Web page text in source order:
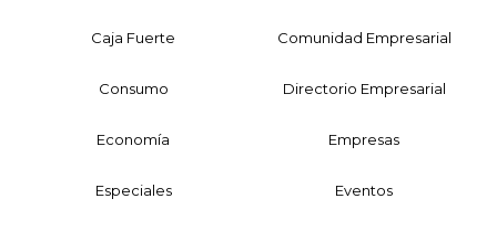
Caja Fuerte Comunidad Empresarial
Consumo Directorio Empresarial
Economía Empresas
Especiales Eventos